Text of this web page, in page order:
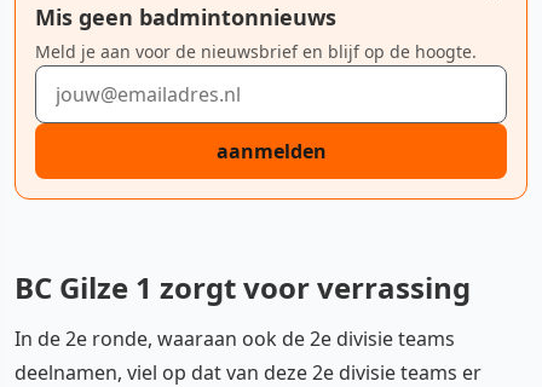
Mis geen badmintonnieuws
Meld je aan voor de nieuwsbrief en blijf op de hoogte.
E-mailadres
aanmelden
BC Gilze 1 zorgt voor verrassing
In de 2e ronde, waaraan ook de 2e divisie teams
deelnamen, viel op dat van deze 2e divisie teams er